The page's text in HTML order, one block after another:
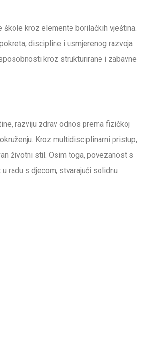
škole kroz elemente borilačkih vještina.
discipline i usmjerenog razvoja
kroz strukturirane i zabavne
razviju zdrav odnos prema fizičkoj
Kroz multidisciplinarni pristup,
životni stil. Osim toga, povezanost s
radu s djecom, stvarajući solidnu